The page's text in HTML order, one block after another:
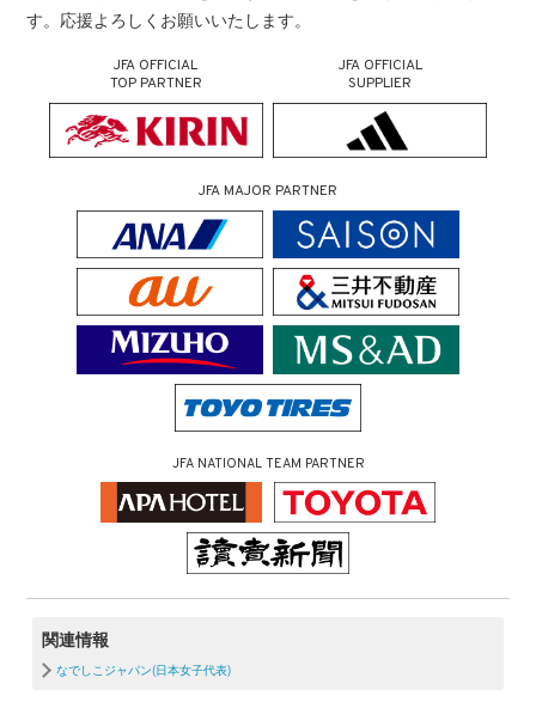
す。応援よろしくお願いいたします。
JFA OFFICIAL
TOP PARTNER
JFA OFFICIAL
SUPPLIER
JFA MAJOR PARTNER
JFA NATIONAL TEAM PARTNER
関連情報
なでしこジャパン(日本女子代表)